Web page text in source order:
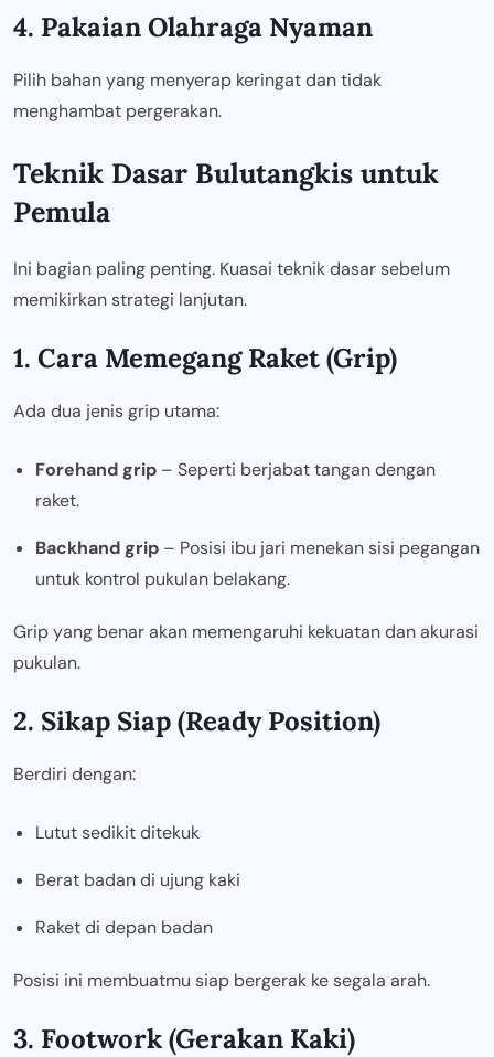
4. Pakaian Olahraga Nyaman
Pilih bahan yang menyerap keringat dan tidak
menghambat pergerakan.
Teknik Dasar Bulutangkis untuk
Pemula
Ini bagian paling penting. Kuasai teknik dasar sebelum
memikirkan strategi lanjutan.
1. Cara Memegang Raket (Grip)
Ada dua jenis grip utama:
Forehand grip – Seperti berjabat tangan dengan
raket.
Backhand grip – Posisi ibu jari menekan sisi pegangan
untuk kontrol pukulan belakang.
Grip yang benar akan memengaruhi kekuatan dan akurasi
pukulan.
2. Sikap Siap (Ready Position)
Berdiri dengan:
Lutut sedikit ditekuk
Berat badan di ujung kaki
Raket di depan badan
Posisi ini membuatmu siap bergerak ke segala arah.
3. Footwork (Gerakan Kaki)